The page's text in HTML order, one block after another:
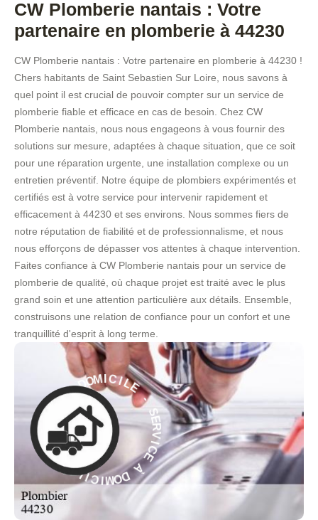
CW Plomberie nantais : Votre
partenaire en plomberie à 44230
CW Plomberie nantais : Votre partenaire en plomberie à 44230 !
Chers habitants de Saint Sebastien Sur Loire, nous savons à
quel point il est crucial de pouvoir compter sur un service de
plomberie fiable et efficace en cas de besoin. Chez CW
Plomberie nantais, nous nous engageons à vous fournir des
solutions sur mesure, adaptées à chaque situation, que ce soit
pour une réparation urgente, une installation complexe ou un
entretien préventif. Notre équipe de plombiers expérimentés et
certifiés est à votre service pour intervenir rapidement et
efficacement à 44230 et ses environs. Nous sommes fiers de
notre réputation de fiabilité et de professionnalisme, et nous
nous efforçons de dépasser vos attentes à chaque intervention.
Faites confiance à CW Plomberie nantais pour un service de
plomberie de qualité, où chaque projet est traité avec le plus
grand soin et une attention particulière aux détails. Ensemble,
construisons une relation de confiance pour un confort et une
tranquillité d'esprit à long terme.
S
E
R
V
I
C
E
À
DO
MICILE -
SE
R
V
I
C
E
À
D
O
M
I
C
I
L
E
-